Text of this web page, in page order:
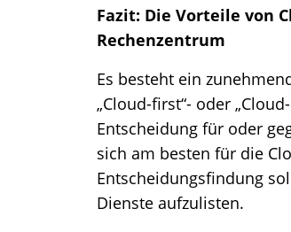
Fazit: Die Vorteile von
Rechenzentrum
Es besteht ein
„Cloud-first“- oder
Entscheidung für oder
sich am besten für die
Entscheidungsfindung
Dienste aufzulisten.